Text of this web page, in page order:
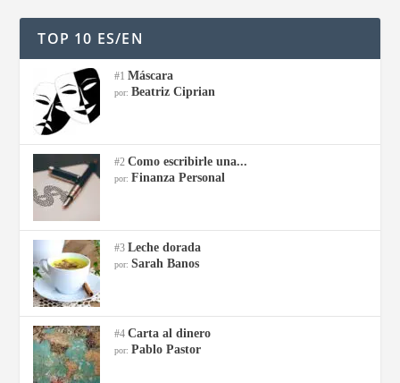
TOP 10 ES/EN
#1Máscara
por: Beatriz Ciprian
#2Como escribirle una...
por: Finanza Personal
#3Leche dorada
por:Sarah Banos
#4Carta al dinero
por: Pablo Pastor